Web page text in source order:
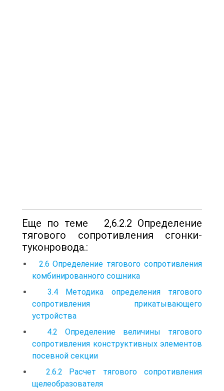
Еще по теме 2,6.2.2 Определение
тягового сопротивления сгонки-
туконровода.:
2.6 Определение тягового сопротивления
комбинированного сошника
3.4 Методика определения тягового
сопротивления прикатывающего
устройства
4.2 Определение величины тягового
сопротивления конструктивных элементов
посевной секции
2.6.2 Расчет тягового сопротивления
щелеобразователя